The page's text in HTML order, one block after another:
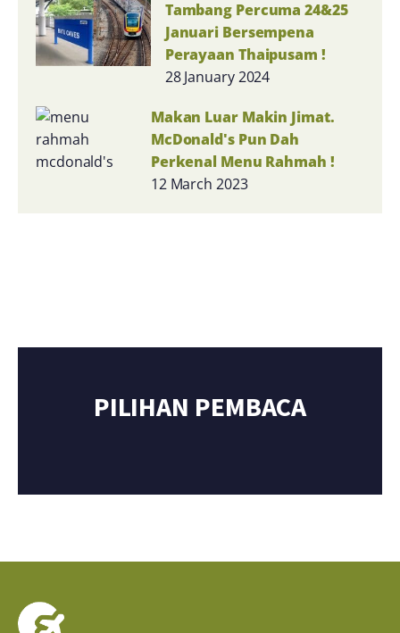
Tambang Percuma 24&25
Januari Bersempena
Perayaan Thaipusam !
28 January 2024
Makan Luar Makin Jimat.
McDonald's Pun Dah
Perkenal Menu Rahmah !
12 March 2023
PILIHAN PEMBACA